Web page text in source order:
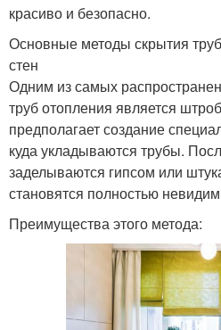
красиво и безопасно.
Основные методы скрытия
стен
Одним из самых
труб отопления является
предполагает создание
куда укладываются трубы.
заделываются гипсом или
становятся полностью
Преимущества этого метода: